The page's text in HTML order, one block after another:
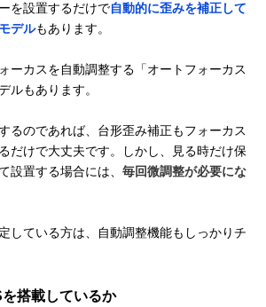
を設置するだけで自動的に歪みを補正して
デルもあります。
ーカスを自動調整する「オートフォーカス
ルもあります。
るのであれば、台形歪み補正もフォーカス
だけで大丈夫です。しかし、見る時だけ保
設置する場合には、 毎回微調整が必要にな
している方は、自動調整機能もしっかりチ
搭載しているか